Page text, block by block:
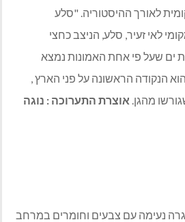
לאורך ההיסטוריה. "סלע
לאי זעיר, סלע, הניצב כחצי
ים שעל פי אחת האמונות נמצא
הנקודה הראשונה על פני הארץ ,
מהגן. אוצרת התערוכה : נוגה
נעימה עם צבעים וחומרים במרחב